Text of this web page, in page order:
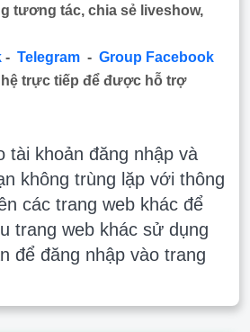
tương tác, chia sẻ liveshow,
- Telegram - Group Facebook
trực tiếp để được hỗ trợ
tài khoản đăng nhập và
không trùng lặp với thông
các trang web khác để
trang web khác sử dụng
để đăng nhập vào trang